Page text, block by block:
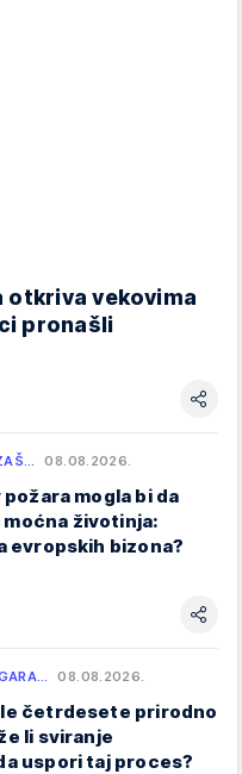
otkriva vekovima
pronašli
08.08.2026.
mogla bi da
moćna životinja:
evropskih bizona?
08.08.2026.
četrdesete prirodno
li sviranje
uspori taj proces?